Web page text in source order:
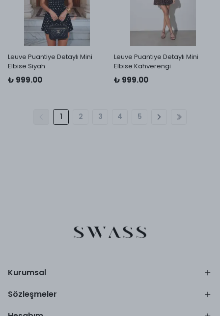
Leuve Puantiye Detaylı Mini
Elbise Siyah
₺ 999.00
Leuve Puantiye Detaylı Mini
Elbise Kahverengi
₺ 999.00
1 2 3 4 5
Kurumsal
Sözleşmeler